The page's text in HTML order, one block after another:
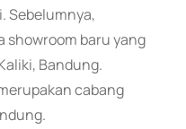
Sebelumnya,
showroom baru yang
Bandung.
cabang